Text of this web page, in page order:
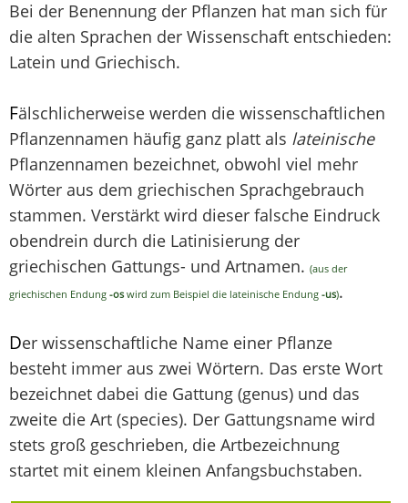
Bei der Benennung der Pflanzen hat man sich für
die alten Sprachen der Wissenschaft entschieden:
Latein und Griechisch.
Fälschlicherweise werden die wissenschaftlichen
Pflanzennamen häufig ganz platt als lateinische
Pflanzennamen bezeichnet, obwohl viel mehr
Wörter aus dem griechischen Sprachgebrauch
stammen. Verstärkt wird dieser falsche Eindruck
obendrein durch die Latinisierung der
griechischen Gattungs- und Artnamen. (aus der
griechischen Endung -os wird zum Beispiel die lateinische Endung -us).
Der wissenschaftliche Name einer Pflanze
besteht immer aus zwei Wörtern. Das erste Wort
bezeichnet dabei die Gattung (genus) und das
zweite die Art (species). Der Gattungsname wird
stets groß geschrieben, die Artbezeichnung
startet mit einem kleinen Anfangsbuchstaben.